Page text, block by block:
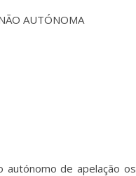
AUTÓNOMA
autónomo de apelação os